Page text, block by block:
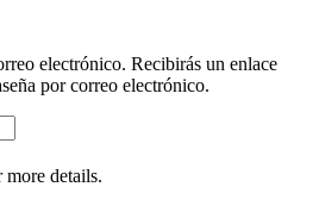
electrónico. Recibirás un enlace
por correo electrónico.
more details.